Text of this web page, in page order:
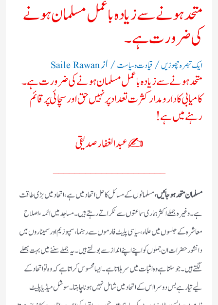
متحد ہونے سے زیادہ باعمل مسلمان ہونے
کی ضرورت ہے۔
ایک تبصرہ چھوڑیں/قیادت وسیاست/ ازSaile Rawan
متحد ہونے سے زیادہ باعمل مسلمان ہونے کی ضرورت ہے۔
کامیابی کا دارومدار کثرت تعداد پر نہیں حق اور سچائی پر قائم
رہنے میں ہے!
✍️ عبدالغفارصدیقی
مسلمان متحد ہوجائیں،مسلمانوں کے مسائل کاحل اتحاد میں ہے،اتحادمیں بڑی طاقت
ہے۔وغیرہ جملے اکثر ہماری سماعتوں سے ٹکراتے رہتے ہیں۔مساجد میں ائمہ،اصلاح
معاشرہ کے جلسوں میں علماء،سیاسی پلیٹ فارموں سے رہنما،سمپوزیم اور سمیناروں میں
دانشورحضرات ان جملوں کو اپنے اپنے انداز سے بولتے ہیں۔یہ جملے سننے میں بہت بھلے
لگتے ہیں۔جو سنتا ہے وہ اثبات میں سر ہلاتا ہے۔ایسا محسوس کراتا ہے کہ وہ تو اتحاد کے
لیے تیار ہے بس دوسرا اس کے اتحاد میں شامل نہیں ہونا چاہتا۔ سوشل میڈیا پلیٹ